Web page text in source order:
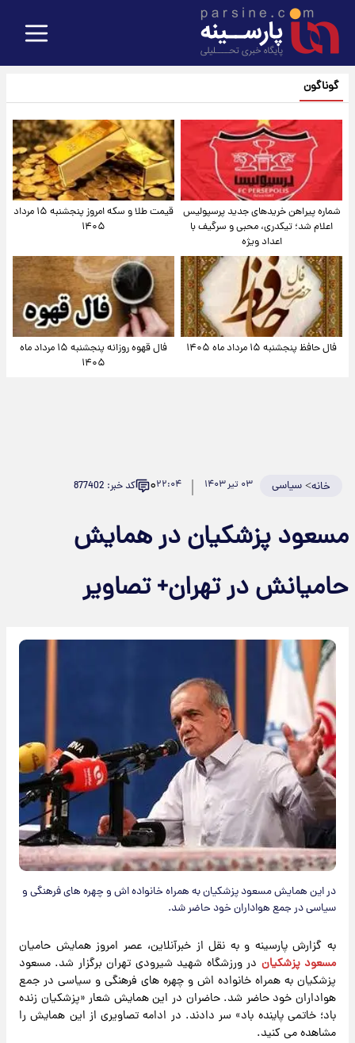
گوناگون
شماره پیراهن خریدهای جدید پرسپولیس
اعلام شد؛ تیکدری، محبی و سرگیف با
اعداد ویژه
قیمت طلا و سکه امروز پنجشنبه ۱۵ مرداد
۱۴۰۵
فال حافظ پنجشنبه ۱۵ مرداد ماه ۱۴۰۵
فال قهوه روزانه پنجشنبه ۱۵ مرداد ماه
۱۴۰۵
خانه>سیاسی ۰۳ تیر ۱۴۰۳ ۲۲:۰۴۰ کد خبر: 877402
مسعود پزشکیان در همایش
حامیانش در تهران+ تصاویر
در این همایش مسعود پزشکیان به همراه خانواده اش و چهره های فرهنگی و
سیاسی در جمع هواداران خود حاضر شد.
به گزارش پارسینه و به نقل از خبرآنلاین، عصر امروز همایش حامیان
مسعود پزشکیان در ورزشگاه شهید شیرودی تهران برگزار شد. مسعود
پزشکیان به همراه خانواده اش و چهره های فرهنگی و سیاسی در جمع
هواداران خود حاضر شد. حاضران در این همایش شعار «پزشکیان زنده
باد؛ خاتمی پاینده باد» سر دادند. در ادامه تصاویری از این همایش را
مشاهده می کنید.